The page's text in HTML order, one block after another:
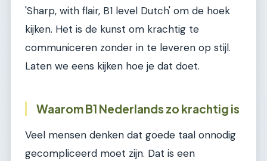
'Sharp, with flair, B1 level Dutch' om de hoek
kijken. Het is de kunst om krachtig te
communiceren zonder in te leveren op stijl.
Laten we eens kijken hoe je dat doet.
Waarom B1 Nederlands zo krachtig is
Veel mensen denken dat goede taal onnodig
gecompliceerd moet zijn. Dat is een